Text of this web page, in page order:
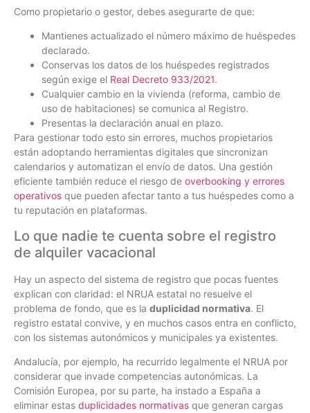
Como propietario o gestor, debes asegurarte de que:
Mantienes actualizado el número máximo de huéspedes
declarado.
Conservas los datos de los huéspedes registrados
según exige el Real Decreto 933/2021.
Cualquier cambio en la vivienda (reforma, cambio de
uso de habitaciones) se comunica al Registro.
Presentas la declaración anual en plazo.
Para gestionar todo esto sin errores, muchos propietarios
están adoptando herramientas digitales que sincronizan
calendarios y automatizan el envío de datos. Una gestión
eficiente también reduce el riesgo de overbooking y errores
operativos que pueden afectar tanto a tus huéspedes como a
tu reputación en plataformas.
Lo que nadie te cuenta sobre el registro
de alquiler vacacional
Hay un aspecto del sistema de registro que pocas fuentes
explican con claridad: el NRUA estatal no resuelve el
problema de fondo, que es la duplicidad normativa. El
registro estatal convive, y en muchos casos entra en conflicto,
con los sistemas autonómicos y municipales ya existentes.
Andalucía, por ejemplo, ha recurrido legalmente el NRUA por
considerar que invade competencias autonómicas. La
Comisión Europea, por su parte, ha instado a España a
eliminar estas duplicidades normativas que generan cargas